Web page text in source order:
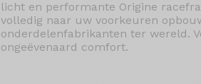
licht en performante Origine
volledig naar uw voorkeuren
onderdelenfabrikanten ter wereld.
ongeëvenaard comfort.